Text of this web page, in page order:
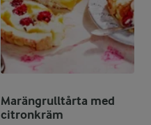
Marängrulltårta med
citronkräm